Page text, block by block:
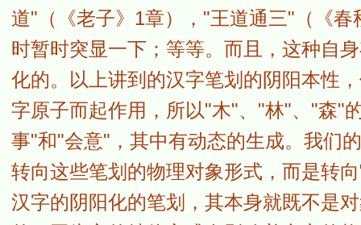
道"（《老子》1章），"王道通三"（《
时暂时突显一下；等等。而且，这种自
化的。以上讲到的汉字笔划的阴阳本性
字原子而起作用，所以"木"、"林"、"森"
事"和"会意"，其中有动态的生成。我们
转向这些笔划的物理对象形式，而是转
汉字的阴阳化的笔划，其本身就既不是